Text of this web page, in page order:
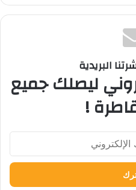
البريدية
ليصلك جميع
!